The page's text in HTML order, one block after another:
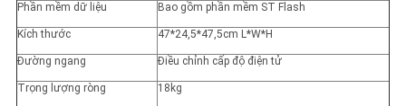
Phần mềm dữ liệu Bao gồm phần mềm ST Flash
Kích thước 47*24,5*47,5cm L*W*H
Đường ngang Điều chỉnh cấp độ điện tử
Trọng lượng ròng 18kg